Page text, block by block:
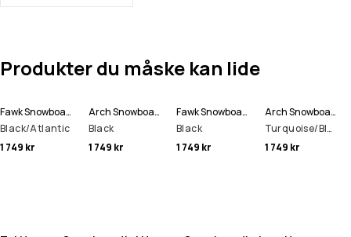
Produkter du måske kan lide
Fawk Snowboard Bukser Herre
Black/Atlantic
1 749 kr
Arch Snowboard Bukser Herre
Black
1 749 kr
Fawk Snowboard Bukser Herre
Black
1 749 kr
Arch Snowboardjakke Herre
Turquoise/Black
1 749 kr